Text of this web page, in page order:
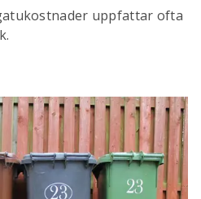
uppfattar ofta